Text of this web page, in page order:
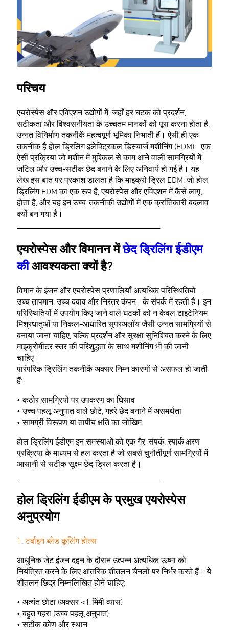
परिचय
एयरोस्पेस और एविएशन उद्योगों में, जहाँ हर घटक को प्रदर्शन,
सटीकता और विश्वसनीयता के उच्चतम मानकों को पूरा करना होता है,
उन्नत विनिर्माण तकनीकें महत्वपूर्ण भूमिका निभाती हैं। ऐसी ही एक
तकनीक है होल ड्रिलिंग इलेक्ट्रिकल डिस्चार्ज मशीनिंग (EDM)—एक
ऐसी प्रक्रिया जो मशीन में मुश्किल से काम आने वाली सामग्रियों में
जटिल और उच्च-सटीक छेद बनाने के लिए अनिवार्य हो गई है। यह
लेख इस बात पर प्रकाश डालता है कि माइक्रो ड्रिल EDM, जो होल
ड्रिलिंग EDM का एक रूप है, एयरोस्पेस और एविएशन में कैसे लागू
होता है, और यह इन उच्च-तकनीकी उद्योगों में एक क्रांतिकारी बदलाव
क्यों बन गया है।
एयरोस्पेस और विमानन मेंछेद ड्रिलिंग ईडीएम
कीआवश्यकता क्यों है?
विमान के इंजन और एयरोस्पेस प्रणालियाँ अत्यधिक परिस्थितियों—
उच्च तापमान, उच्च दबाव और निरंतर कंपन—के संपर्क में रहती हैं। इन
परिस्थितियों में उपयोग किए जाने वाले घटकों को न केवल टाइटेनियम
मिश्रधातुओं या निकल-आधारित सुपरअलॉय जैसी उन्नत सामग्रियों से
बनाया जाना चाहिए, बल्कि प्रदर्शन और सुरक्षा सुनिश्चित करने के लिए
माइक्रोमीटर स्तर की परिशुद्धता के साथ मशीनिंग भी की जानी
चाहिए।
पारंपरिक ड्रिलिंग तकनीकें अक्सर निम्न कारणों से असफल हो जाती
हैं:
• कठोर सामग्रियों पर उपकरण का घिसाव
• उच्च पहलू अनुपात वाले छोटे, गहरे छेद बनाने में असमर्थता
• सामग्री विरूपण या तापीय क्षति का जोखिम
होल ड्रिलिंग ईडीएम इन समस्याओं को एक गैर-संपर्क, स्पार्क क्षरण
प्रक्रिया के माध्यम से हल करता है जो सबसे चुनौतीपूर्ण सामग्रियों में
आसानी से सटीक सूक्ष्म छेद ड्रिल करता है।
होल ड्रिलिंग ईडीएम के प्रमुख एयरोस्पेस
अनुप्रयोग
1. टर्बाइन ब्लेड कूलिंग होल्स
आधुनिक जेट इंजन दहन के दौरान उत्पन्न अत्यधिक ऊष्मा को
नियंत्रित करने के लिए आंतरिक शीतलन चैनलों पर निर्भर करते हैं। ये
शीतलन छिद्र निम्नलिखित होने चाहिए:
• अत्यंत छोटा (अक्सर <1 मिमी व्यास)
• बहुत गहरा (उच्च पहलू अनुपात)
• सटीक कोण और स्थान